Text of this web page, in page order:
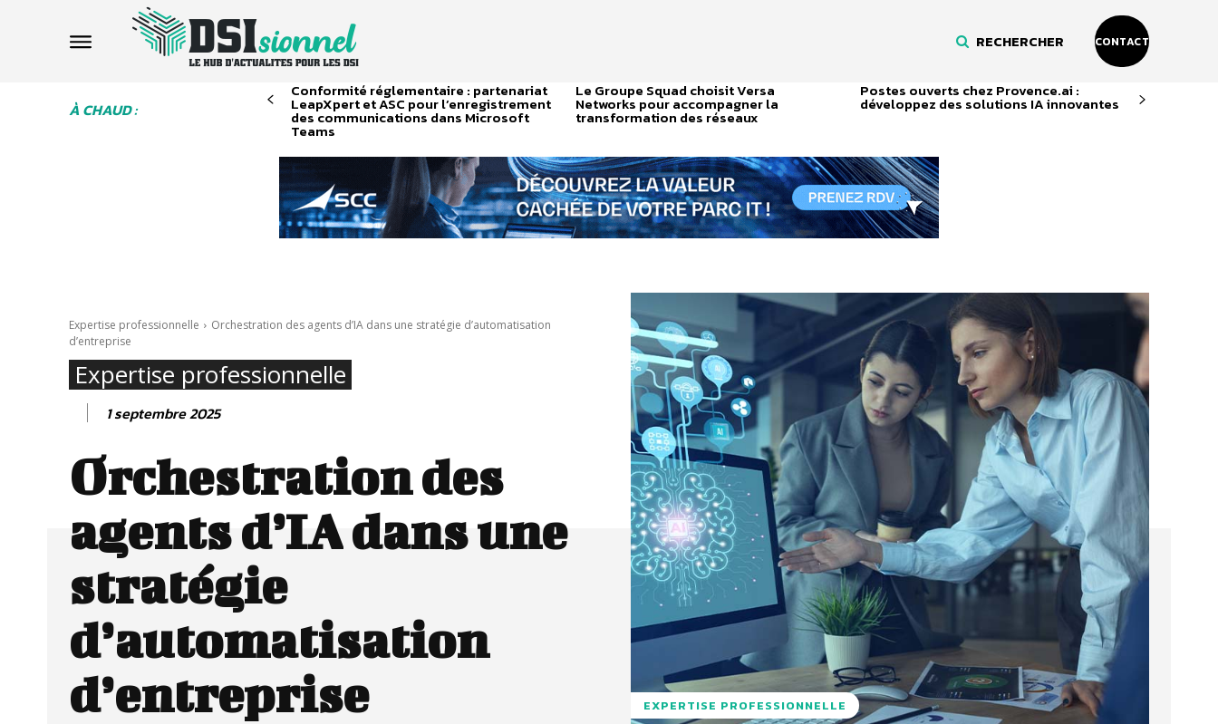
RECHERCHER CONTACT
À CHAUD :
Conformité réglementaire : partenariat
LeapXpert et ASC pour l’enregistrement
des communications dans Microsoft
Teams
Le Groupe Squad choisit Versa
Networks pour accompagner la
transformation des réseaux
Postes ouverts chez Provence.ai :
développez des solutions IA innovantes
Expertise professionnelle
Orchestration des agents d’IA dans une stratégie d’automatisation
d’entreprise
Expertise professionnelle
1 septembre 2025
Orchestration des
agents d’IA dans une
stratégie
d’automatisation
d’entreprise
EXPERTISE PROFESSIONNELLE